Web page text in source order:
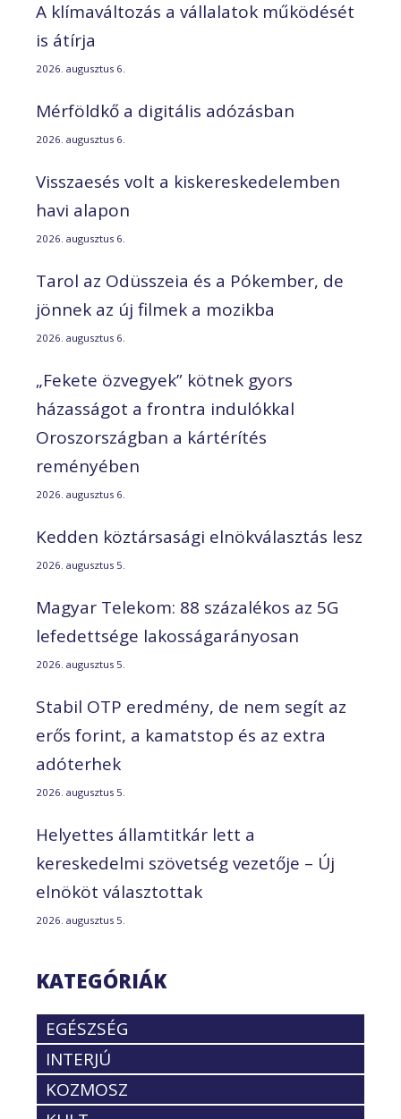
A klímaváltozás a vállalatok működését
is átírja
2026. augusztus 6.
Mérföldkő a digitális adózásban
2026. augusztus 6.
Visszaesés volt a kiskereskedelemben
havi alapon
2026. augusztus 6.
Tarol az Odüsszeia és a Pókember, de
jönnek az új filmek a mozikba
2026. augusztus 6.
„Fekete özvegyek” kötnek gyors
házasságot a frontra indulókkal
Oroszországban a kártérítés
reményében
2026. augusztus 6.
Kedden köztársasági elnökválasztás lesz
2026. augusztus 5.
Magyar Telekom: 88 százalékos az 5G
lefedettsége lakosságarányosan
2026. augusztus 5.
Stabil OTP eredmény, de nem segít az
erős forint, a kamatstop és az extra
adóterhek
2026. augusztus 5.
Helyettes államtitkár lett a
kereskedelmi szövetség vezetője – Új
elnököt választottak
2026. augusztus 5.
KATEGÓRIÁK
EGÉSZSÉG
INTERJÚ
KOZMOSZ